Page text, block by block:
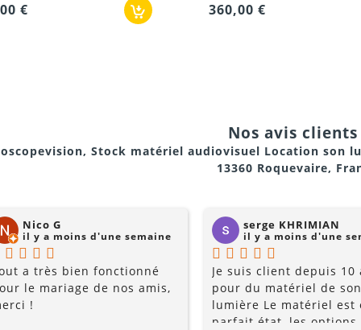
Aubagne, Cassis et La Ciotat via
est léger, ce qui permet une installation rapide et un
?
€ 2 880,00 €
Nos avis clients
Stock matériel audiovisuel Location son
13360 Roquevaire,
Nico G
il y a moins d'une semaine
a très bien fonctionné
le mariage de nos amis,
!
serge KHRIMIAN
il y a moins d'une
Je suis client depuis 10
pour du matériel de
lumière Le matériel est
parfait état, les options